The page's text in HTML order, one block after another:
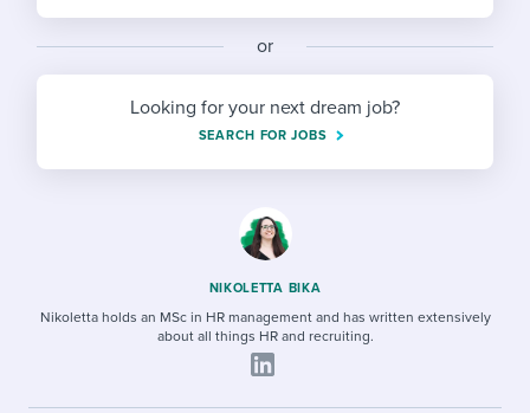
Ensuring compliance
Finding and attracting people
Establishing an employer brand
Digitizing work processes
Candidate/employee experiences
Step-by-step tutorials
HR terms
Workable Academy
Overall career resources
or
Looking for your next dream job?
SEARCH FOR JOBS
NIKOLETTA BIKA
Nikoletta holds an MSc in HR management and has written extensively
about all things HR and recruiting.